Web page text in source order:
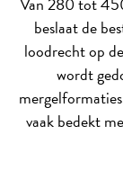
beslaat de
loodrecht op
wordt
vaak bedekt